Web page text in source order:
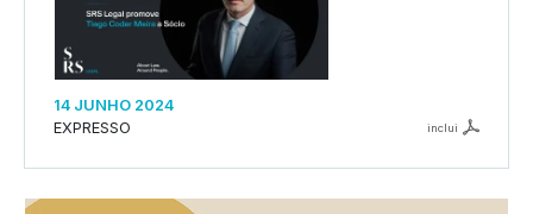
14 JUNHO 2024
EXPRESSO
inclui